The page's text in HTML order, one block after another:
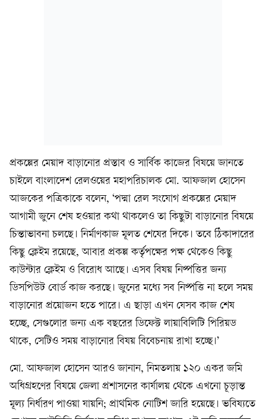
প্রকল্পের মেয়াদ বাড়ানোর প্রস্তাব ও সার্বিক কাজের বিষয়ে জানতে
চাইলে বাংলাদেশ রেলওয়ের মহাপরিচালক মো. আফজাল হোসেন
আজকের পত্রিকাকে বলেন, ‘পদ্মা রেল সংযোগ প্রকল্পের মেয়াদ
আগামী জুনে শেষ হওয়ার কথা থাকলেও তা কিছুটা বাড়ানোর বিষয়ে
চিন্তাভাবনা চলছে। নির্মাণকাজ মূলত শেষের দিকে। তবে ঠিকাদারের
কিছু ক্লেইম রয়েছে, আবার প্রকল্প কর্তৃপক্ষের পক্ষ থেকেও কিছু
কাউন্টার ক্লেইম ও বিরোধ আছে। এসব বিষয় নিষ্পত্তির জন্য
ডিসপিউট বোর্ড কাজ করছে। জুনের মধ্যে সব নিষ্পত্তি না হলে সময়
বাড়ানোর প্রয়োজন হতে পারে। এ ছাড়া এখন যেসব কাজ শেষ
হচ্ছে, সেগুলোর জন্য এক বছরের ডিফেক্ট লায়াবিলিটি পিরিয়ড
থাকে, সেটিও সময় বাড়ানোর বিষয় বিবেচনায় রাখা হচ্ছে।’
মো. আফজাল হোসেন আরও জানান, নিমতলায় ১২০ একর জমি
অধিগ্রহণের বিষয়ে জেলা প্রশাসনের কার্যালয় থেকে এখনো চূড়ান্ত
মূল্য নির্ধারণ পাওয়া যায়নি; প্রাথমিক নোটিশ জারি হয়েছে। ভবিষ্যতে